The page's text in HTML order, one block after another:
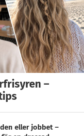
–
eller jobbet –